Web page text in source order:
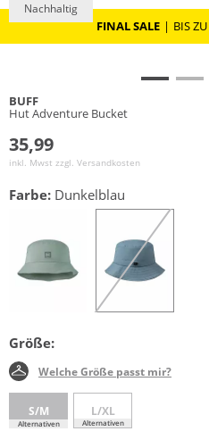
FINAL SALE | BIS
Nachhaltig
BUFF
Hut Adventure Bucket
35,99
inkl. Mwst zzgl. Versandkosten
Farbe: Dunkelblau
Größe:
Welche Größe passt mir?
S/M
Alternativen
L/XL
Alternativen